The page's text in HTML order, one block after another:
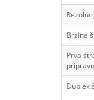
Brzina
Prva
Duplex